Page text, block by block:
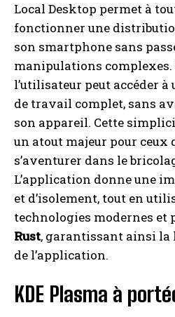
I WANT IN
I've read and accept the
A LIRE : Ne manquez pas
exceptionnelle d'acquérir le
avant la fin de l'offre !
Local Desktop permet à
fonctionner une
son smartphone sans
manipulations complexes.
l’utilisateur peut accéder
de travail complet, sans
son appareil. Cette
un atout majeur pour ceux
s’aventurer dans le
L’application donne une
et d’isolement, tout en
technologies modernes et
Rust, garantissant ainsi la
de l’application.
KDE Plasma à